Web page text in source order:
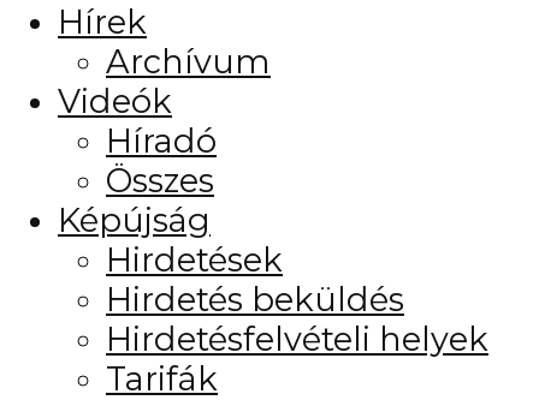
Hírek
Archívum
Videók
Híradó
Összes
Képújság
Hirdetések
Hirdetés beküldés
Hirdetésfelvételi helyek
Tarifák